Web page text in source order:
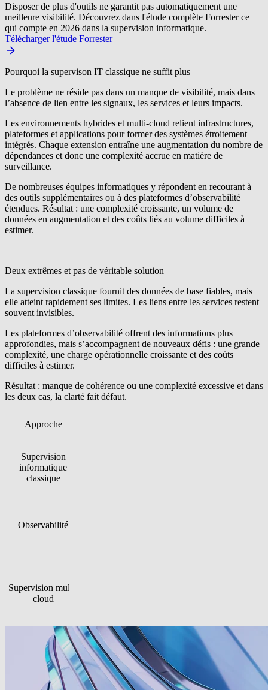
Disposer de plus d'outils ne garantit pas automatiquement une
meilleure visibilité. Découvrez dans l'étude complète Forrester ce
qui compte en 2026 dans la supervision informatique.
Télécharger l'étude Forrester
Pourquoi la supervison IT classique ne suffit plus
Le problème ne réside pas dans un manque de visibilité, mais dans
l’absence de lien entre les signaux, les services et leurs impacts.
Les environnements hybrides et multi-cloud relient infrastructures,
plateformes et applications pour former des systèmes étroitement
intégrés. Chaque extension entraîne une augmentation du nombre de
dépendances et donc une complexité accrue en matière de
surveillance.
De nombreuses équipes informatiques y répondent en recourant à
des outils supplémentaires ou à des plateformes d’observabilité
étendues. Résultat : une complexité croissante, un volume de
données en augmentation et des coûts liés au volume difficiles à
estimer.
Deux extrêmes et pas de véritable solution
La supervision classique fournit des données de base fiables, mais
elle atteint rapidement ses limites. Les liens entre les services restent
souvent invisibles.
Les plateformes d’observabilité offrent des informations plus
approfondies, mais s’accompagnent de nouveaux défis : une grande
complexité, une charge opérationnelle croissante et des coûts
difficiles à estimer.
Résultat : manque de cohérence ou une complexité excessive et dans
les deux cas, la clarté fait défaut.
Approche
Supervision
informatique
classique
Observabilité
Supervision multi-
cloud